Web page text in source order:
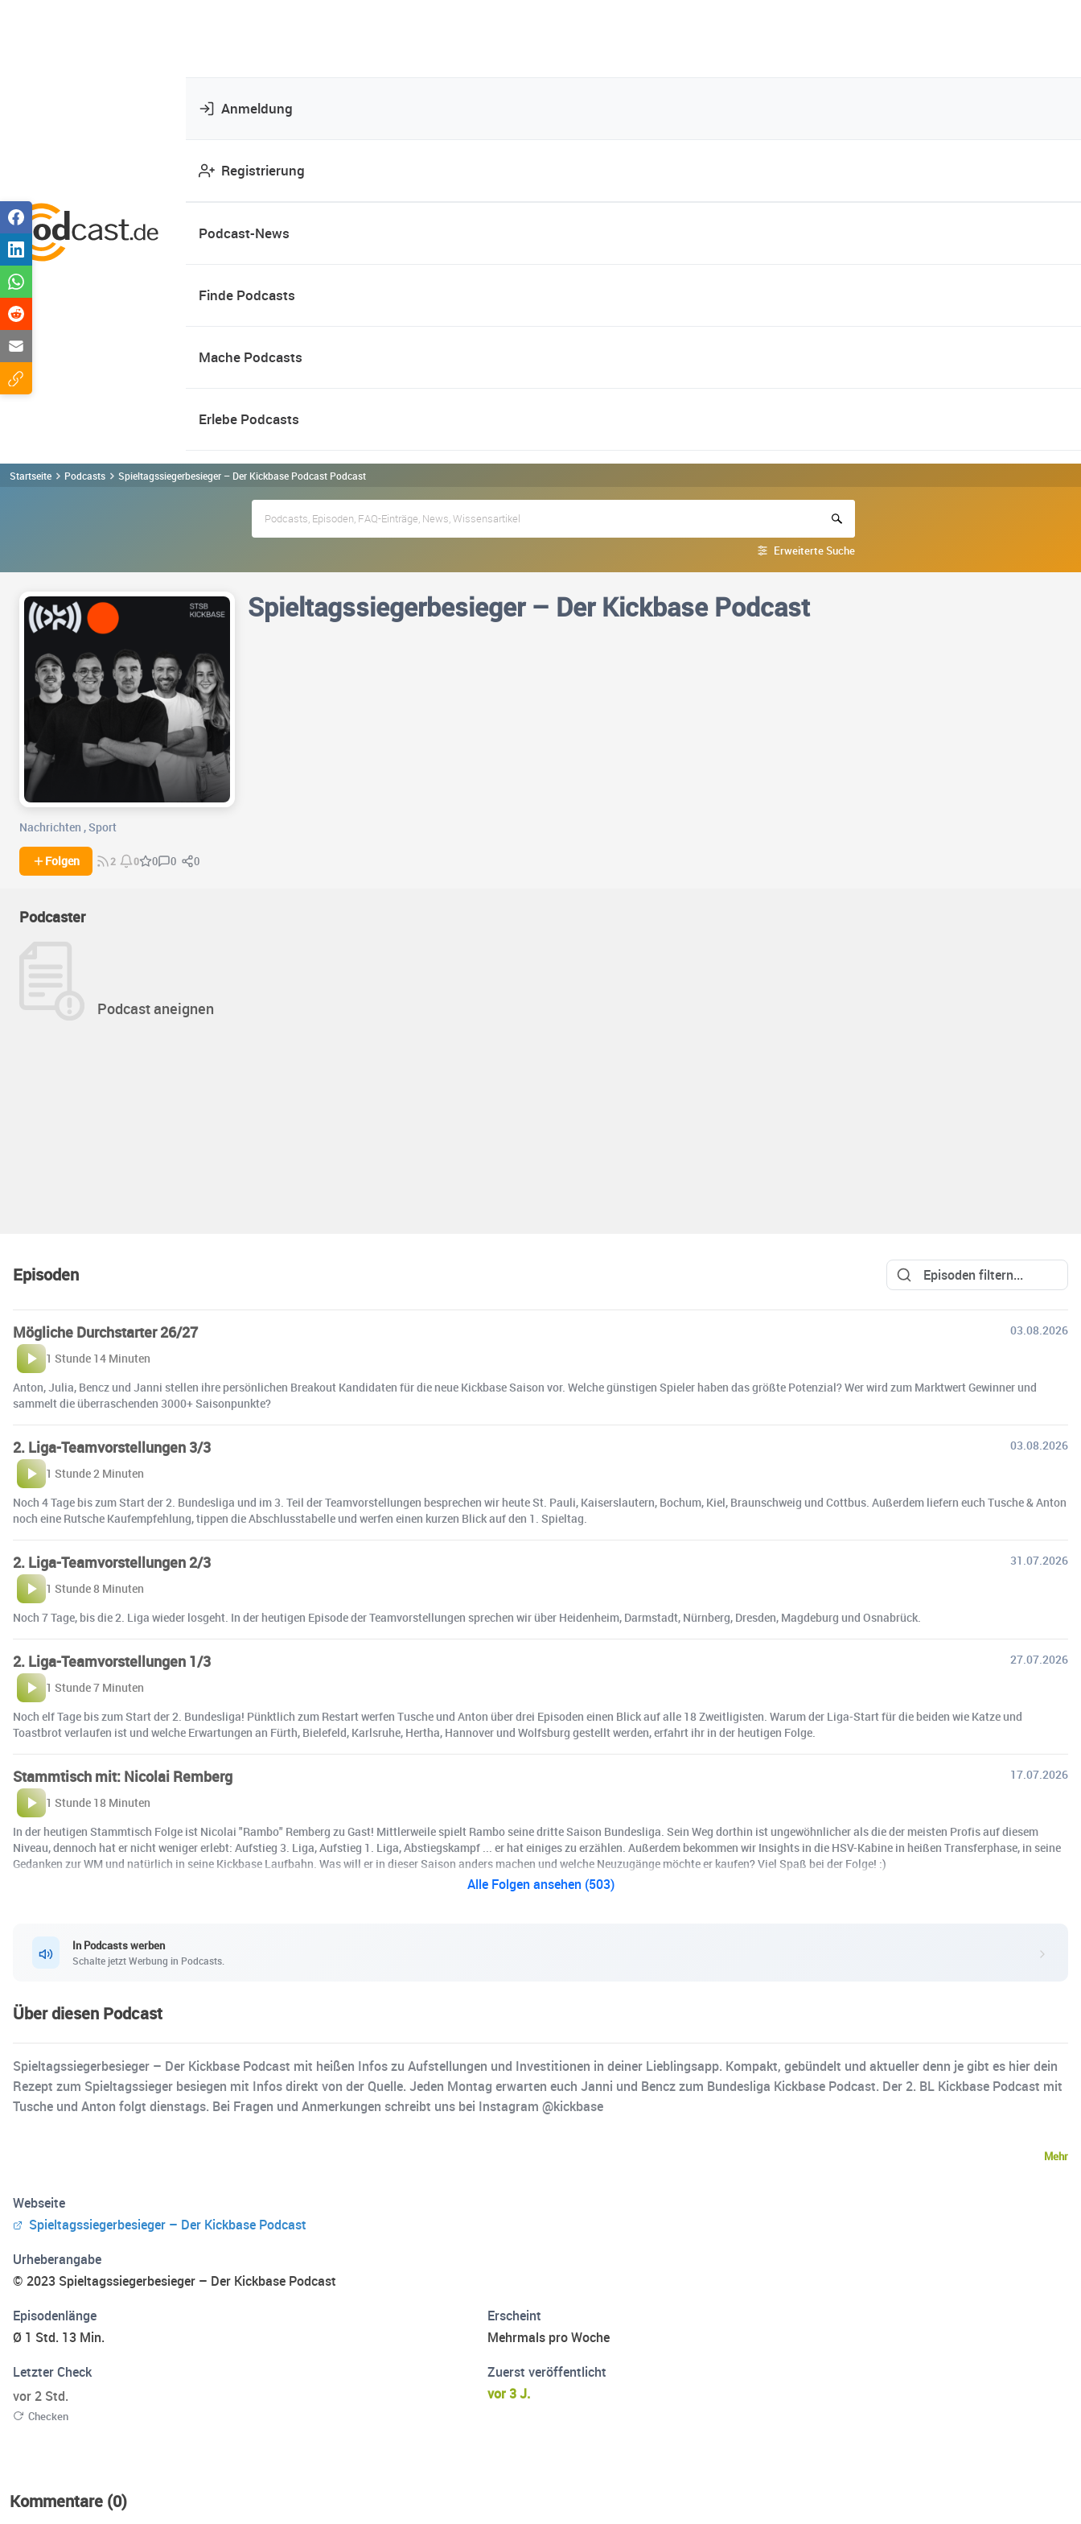
Anmeldung
Registrierung
Podcast-News
Finde Podcasts
Mache Podcasts
Erlebe Podcasts
Startseite Podcasts Spieltagssiegerbesieger – Der Kickbase Podcast Podcast
Erweiterte Suche
Spieltagssiegerbesieger – Der Kickbase Podcast
Nachrichten ,Sport
Folgen 2 0 0 0 0
Podcaster
Podcast aneignen
Episoden
Mögliche Durchstarter 26/27
03.08.2026
1 Stunde 14 Minuten
Anton, Julia, Bencz und Janni stellen ihre persönlichen Breakout Kandidaten für die neue Kickbase Saison vor. Welche günstigen Spieler haben das größte Potenzial? Wer wird zum Marktwert Gewinner und
sammelt die überraschenden 3000+ Saisonpunkte?
2. Liga-Teamvorstellungen 3/3
03.08.2026
1 Stunde 2 Minuten
Noch 4 Tage bis zum Start der 2. Bundesliga und im 3. Teil der Teamvorstellungen besprechen wir heute St. Pauli, Kaiserslautern, Bochum, Kiel, Braunschweig und Cottbus. Außerdem liefern euch Tusche & Anton
noch eine Rutsche Kaufempfehlung, tippen die Abschlusstabelle und werfen einen kurzen Blick auf den 1. Spieltag.
2. Liga-Teamvorstellungen 2/3
31.07.2026
1 Stunde 8 Minuten
Noch 7 Tage, bis die 2. Liga wieder losgeht. In der heutigen Episode der Teamvorstellungen sprechen wir über Heidenheim, Darmstadt, Nürnberg, Dresden, Magdeburg und Osnabrück.
2. Liga-Teamvorstellungen 1/3
27.07.2026
1 Stunde 7 Minuten
Noch elf Tage bis zum Start der 2. Bundesliga! Pünktlich zum Restart werfen Tusche und Anton über drei Episoden einen Blick auf alle 18 Zweitligisten. Warum der Liga-Start für die beiden wie Katze und
Toastbrot verlaufen ist und welche Erwartungen an Fürth, Bielefeld, Karlsruhe, Hertha, Hannover und Wolfsburg gestellt werden, erfahrt ihr in der heutigen Folge.
Stammtisch mit: Nicolai Remberg
17.07.2026
1 Stunde 18 Minuten
In der heutigen Stammtisch Folge ist Nicolai "Rambo" Remberg zu Gast! Mittlerweile spielt Rambo seine dritte Saison Bundesliga. Sein Weg dorthin ist ungewöhnlicher als die der meisten Profis auf diesem
Niveau, dennoch hat er nicht weniger erlebt: Aufstieg 3. Liga, Aufstieg 1. Liga, Abstiegskampf ... er hat einiges zu erzählen. Außerdem bekommen wir Insights in die HSV-Kabine in heißen Transferphase, in seine
Gedanken zur WM und natürlich in seine Kickbase Laufbahn. Was will er in dieser Saison anders machen und welche Neuzugänge möchte er kaufen? Viel Spaß bei der Folge! :)
Alle Folgen ansehen (503)
In Podcasts werben
Schalte jetzt Werbung in Podcasts.
Über diesen Podcast
Spieltagssiegerbesieger – Der Kickbase Podcast mit heißen Infos zu Aufstellungen und Investitionen in deiner Lieblingsapp. Kompakt, gebündelt und aktueller denn je gibt es hier dein
Rezept zum Spieltagssieger besiegen mit Infos direkt von der Quelle. Jeden Montag erwarten euch Janni und Bencz zum Bundesliga Kickbase Podcast. Der 2. BL Kickbase Podcast mit
Tusche und Anton folgt dienstags. Bei Fragen und Anmerkungen schreibt uns bei Instagram @kickbase
Mehr
Webseite
Spieltagssiegerbesieger – Der Kickbase Podcast
Urheberangabe
© 2023 Spieltagssiegerbesieger – Der Kickbase Podcast
Episodenlänge
Ø 1 Std. 13 Min.
Erscheint
Mehrmals pro Woche
Letzter Check
vor 2 Std.
Checken
Zuerst veröffentlicht
vor 3 J.
Kommentare (0)